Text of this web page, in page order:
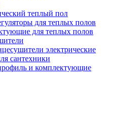
теплый пол
для теплых полов
для теплых полов
электрические
сантехники
и комплектующие